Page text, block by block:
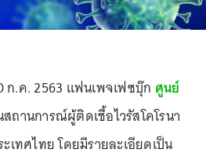
ก.ค. 2563 แฟนเพจเฟซบุ๊ก ศูนย์
สถานการณ์ผู้ติดเชื้อไวรัสโคโรนา
เทศไทย โดยมีรายละเอียดเป็น